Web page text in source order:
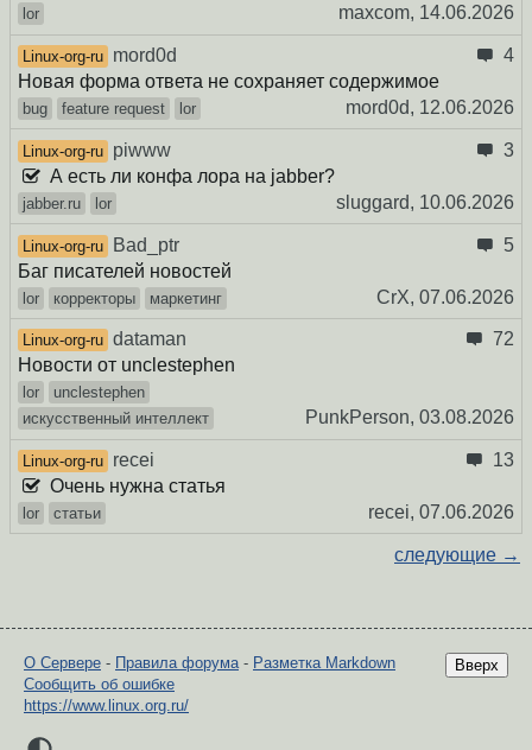
lor maxcom, 14.06.2026
Linux-org-ru mord0d
4
Новая форма ответа не сохраняет содержимое
bug feature request lor mord0d, 12.06.2026
Linux-org-ru piwww
3
А есть ли конфа лора на jabber?
jabber.ru lor sluggard, 10.06.2026
Linux-org-ru Bad_ptr
5
Баг писателей новостей
lor корректоры маркетинг CrX, 07.06.2026
Linux-org-ru dataman
72
Новости от unclestephen
lor
unclestephen
искусственный интеллект
PunkPerson, 03.08.2026
Linux-org-ru recei
13
Очень нужна статья
lor статьи recei, 07.06.2026
следующие →
Вверх
О Сервере - Правила форума- Разметка Markdown
Сообщить об ошибке
https://www.linux.org.ru/